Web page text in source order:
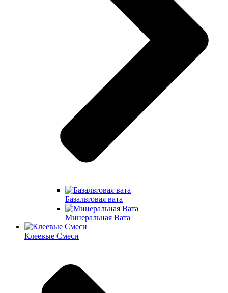
Базальтовая вата
Минеральная Вата
Клеевые Смеси